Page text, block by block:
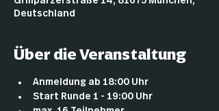
Deutschland
Über die Veranstaltung
Anmeldung ab 18:00 Uhr
Start Runde 1 - 19:00 Uhr